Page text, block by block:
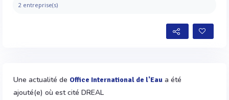
2 entreprise(s)
Une actualité de Office International de l'Eau a été
ajouté(e) où est cité DREAL